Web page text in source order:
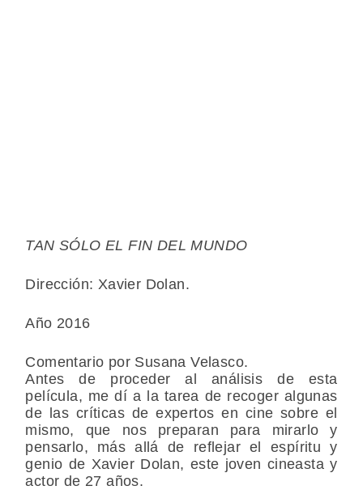
TAN SÓLO EL FIN DEL MUNDO
Dirección: Xavier Dolan.
Año 2016
Comentario por Susana Velasco.
Antes de proceder al análisis de esta
película, me dí a la tarea de recoger algunas
de las críticas de expertos en cine sobre el
mismo, que nos preparan para mirarlo y
pensarlo, más allá de reflejar el espíritu y
genio de Xavier Dolan, este joven cineasta y
actor de 27 años.